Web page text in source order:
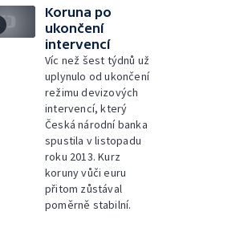
Koruna po
ukončení
intervencí
Víc než šest týdnů už
uplynulo od ukončení
režimu devizových
intervencí, který
Česká národní banka
spustila v listopadu
roku 2013. Kurz
koruny vůči euru
přitom zůstával
poměrně stabilní.